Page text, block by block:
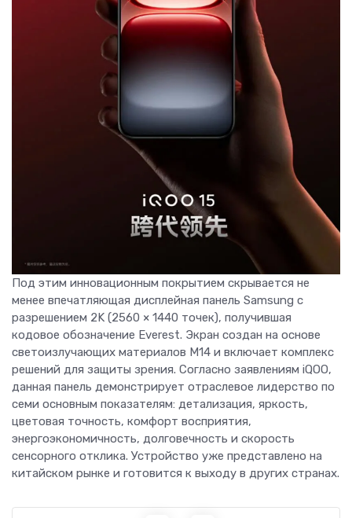
Под этим инновационным покрытием скрывается не
менее впечатляющая дисплейная панель Samsung с
разрешением 2K (2560 × 1440 точек), получившая
кодовое обозначение Everest. Экран создан на основе
светоизлучающих материалов M14 и включает комплекс
решений для защиты зрения. Согласно заявлениям iQOO,
данная панель демонстрирует отраслевое лидерство по
семи основным показателям: детализация, яркость,
цветовая точность, комфорт восприятия,
энергоэкономичность, долговечность и скорость
сенсорного отклика. Устройство уже представлено на
китайском рынке и готовится к выходу в других странах.